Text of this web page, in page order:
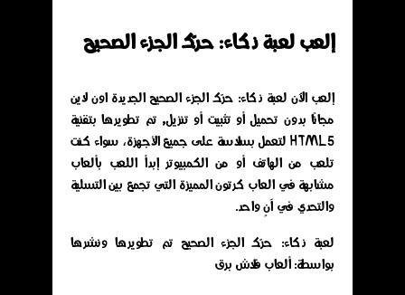
إلعب لعبة ذكاء: حرّك الجزء الصحيح
إلعب الآن لعبة ذكاء: حرّك الجزء الصحيح الجديدة اون لاين
مجانًا بدون تحميل أو تثبيت أو تنزيل, تم تطويرها بتقنية
HTML5 لتعمل بسلاسة على جميع الأجهزة، سواء كنت
تلعب من الهاتف أو من الكمبيوتر إبدأ اللعب بألعاب
مشابهة في العاب كرتون المميزة التي تجمع بين التسلية
والتحدي في آنٍ واحد.
لعبة ذكاء: حرّك الجزء الصحيح تم تطويرها ونشرها
بواسطة: ألعاب فلاش برق